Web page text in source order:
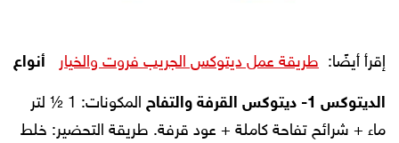
إقرأ أيضًا: طريقة عمل ديتوكس الجريب فروت والخيار أنواع
الديتوكس 1- ديتوكس القرفة والتفاح المكونات:
1 ½ لتر
ماء + شرائح تفاحة كاملة + عود قرفة. طريقة التحضير: خلط